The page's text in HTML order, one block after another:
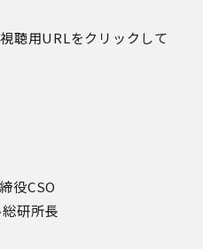
聴用URLをクリックして
役CSO
研所長